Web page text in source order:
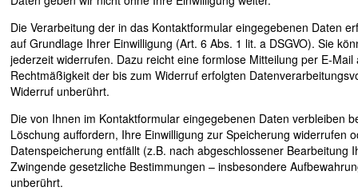
Die Verarbeitung der in das Kontaktformular eingegebenen Daten
auf Grundlage Ihrer Einwilligung (Art. 6 Abs. 1 lit. a DSGVO). Sie
jederzeit widerrufen. Dazu reicht eine formlose Mitteilung per E-Mail
Rechtmäßigkeit der bis zum Widerruf erfolgten
Widerruf unberührt.
Die von Ihnen im Kontaktformular eingegebenen Daten verbleiben
Löschung auffordern, Ihre Einwilligung zur Speicherung widerrufen
Datenspeicherung entfällt (z.B. nach abgeschlossener Bearbeitung
Zwingende gesetzliche Bestimmungen – insbesondere
unberührt.